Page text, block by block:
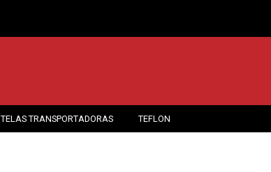
TELAS TRANSPORTADORAS TEFLON